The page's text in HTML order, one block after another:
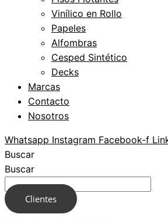
Vinílico en Rollo
Papeles
Alfombras
Cesped Sintético
Decks
Marcas
Contacto
Nosotros
Whatsapp Instagram Facebook-f
Buscar
Buscar
Clientes